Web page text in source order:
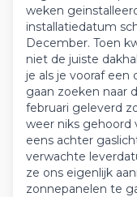
weken
installatiedatum
December. Toen
niet de juiste
je als je vooraf een
gaan zoeken naar
februari geleverd
weer niks gehoord
eens achter
verwachte
ze ons eigenlijk
zonnepanelen te